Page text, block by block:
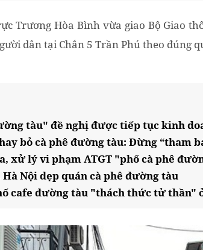
Trương Hòa Bình vừa giao Bộ Giao
dân tại Chắn 5 Trần Phú theo đúng
tàu" đề nghị được tiếp tục kinh
bỏ cà phê đường tàu: Đừng “tham
xử lý vi phạm ATGT "phố cà phê
Hà Nội dẹp quán cà phê đường tàu
cafe đường tàu "thách thức tử thần"